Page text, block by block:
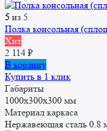
5 из 5
Полка консольная
Хит
2 114 ₽
В корзину
Купить в 1 клик
Габариты
1000x300x300 мм
Материал каркаса
Нержавеющая сталь 0.8